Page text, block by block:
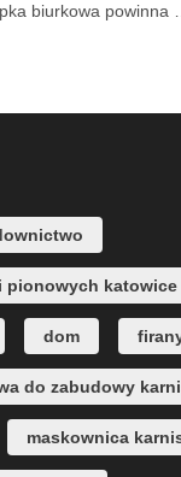
biurkowa powinna …
pionowych katowice
dom
do zabudowy
maskownica